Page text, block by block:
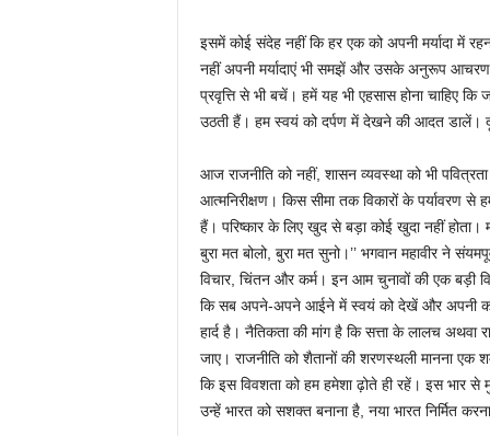
इसमें कोई संदेह नहीं कि हर एक को अपनी मर्यादा में
नहीं अपनी मर्यादाएं भी समझें और उसके अनुरूप
प्रवृत्ति से भी बचें। हमें यह भी एहसास होना चाहिए
उठती हैं। हम स्वयं को दर्पण में देखने की आदत डालें।
आज राजनीति को नहीं, शासन व्यवस्था को भी
आत्मनिरीक्षण। किस सीमा तक विकारों के पर्यावरण से
हैं। परिष्कार के लिए खुद से बड़ा कोई खुदा नहीं होता।
बुरा मत बोलो, बुरा मत सुनो।’’ भगवान महावीर ने
विचार, चिंतन और कर्म। इन आम चुनावों की एक बड़ी
कि सब अपने-अपने आईने में स्वयं को देखें और अपनी
हार्द है। नैतिकता की मांग है कि सत्ता के लालच अथवा
जाए। राजनीति को शैतानों की शरणस्थली मानना एक
कि इस विवशता को हम हमेशा ढ़ोते ही रहें। इस भार से
उन्हें भारत को सशक्त बनाना है, नया भारत निर्मित